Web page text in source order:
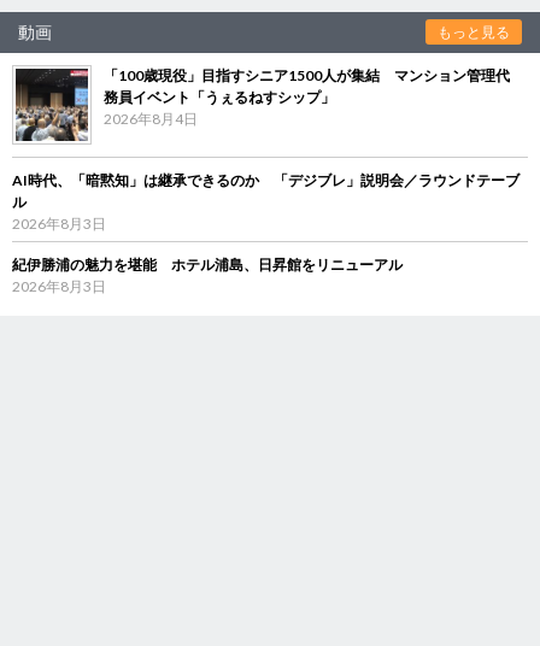
動画 もっと見る
「100歳現役」目指すシニア1500人が集結 マンション管理代
務員イベント「うぇるねすシップ」
2026年8月4日
AI時代、「暗黙知」は継承できるのか 「デジブレ」説明会／ラウンドテーブ
ル
2026年8月3日
紀伊勝浦の魅力を堪能 ホテル浦島、日昇館をリニューアル
2026年8月3日